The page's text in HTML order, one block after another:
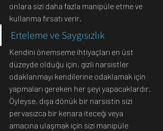
onlara sizi daha fazla manipüle etme ve
kullanma fırsatı verir.
Erteleme ve Saygısızlık
Kendini önemseme ihtiyaçları en üst
düzeyde olduğu için, gizli narsistler
odaklanmayı kendilerine odaklamak için
yapmaları gereken her şeyi yapacaklardır.
Öyleyse, dışa dönük bir narsistin sizi
pervasızca bir kenara iteceği veya
amacına ulaşmak için sizi manipüle